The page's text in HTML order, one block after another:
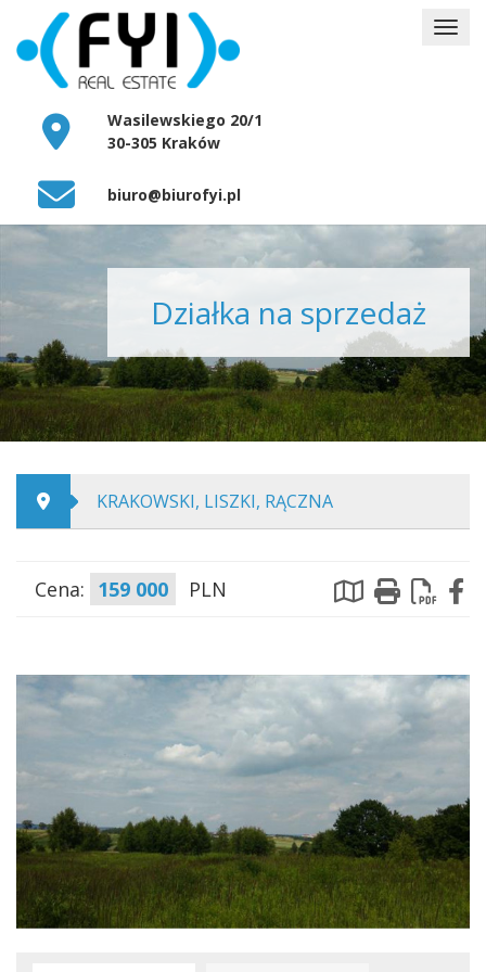
Wasilewskiego 20/1
30-305 Kraków
biuro@biurofyi.pl
Działka na sprzedaż
KRAKOWSKI, LISZKI, RĄCZNA
Cena: 159 000 PLN